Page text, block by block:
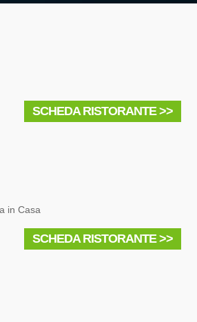
SCHEDA RISTORANTE >>
in Casa
SCHEDA RISTORANTE >>